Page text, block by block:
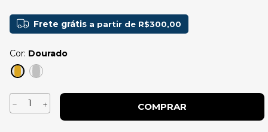
Frete grátis a partir de R$300,00
Cor: Dourado